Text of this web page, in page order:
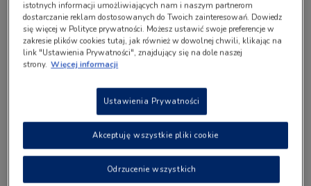
5 SPOSOBÓW NA PRZEZWYCIĘŻENIE DZIECIĘCEGO
STRACHU PRZED DENTYSTĄ
Przezwyciężenie dziecięcego strachu przed dentystą wymaga
cierpliwości, zrozumienia i odpowiedniego podejścia. Dzięki
sposobom podanym w artykule możemy pomóc naszym
uśmiechy przez całe życie.
REDAKCJA VITAFLO
istotnych informacji umożliwiających nam i naszym partnerom
dostarczanie reklam dostosowanych do Twoich zainteresowań. Dowiedz
się więcej w Polityce prywatności. Możesz ustawić swoje preferencje w
zakresie plików cookies tutaj, jak również w dowolnej chwili, klikając na
link "Ustawienia Prywatności", znajdujący się na dole naszej
strony. Więcej informacji
Ustawienia Prywatności
Odrzucenie wszystkich
Akceptuję wszystkie pliki cookie